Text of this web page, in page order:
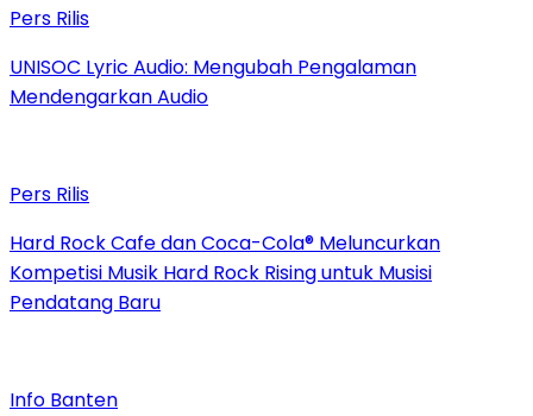
Pers Rilis
UNISOC Lyric Audio: Mengubah Pengalaman
Mendengarkan Audio
Pers Rilis
Hard Rock Cafe dan Coca-Cola® Meluncurkan
Kompetisi Musik Hard Rock Rising untuk Musisi
Pendatang Baru
Info Banten